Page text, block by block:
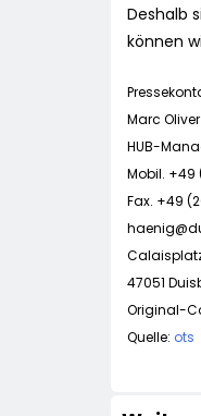
Deshalb
können
Marc
HUB-
Mobil. +49
Fax. +49
47051
Original-
Quelle: ots